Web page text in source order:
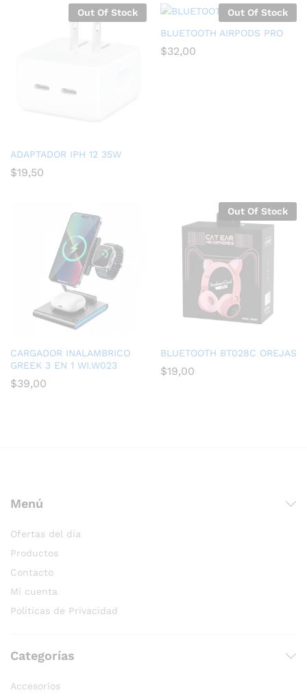
Out Of Stock
ADAPTADOR IPH 12 35W
$19,50
Out Of Stock
BLUETOOTH AIRPODS PRO
$32,00
CARGADOR INALAMBRICO
GREEK 3 EN 1 WI.W023
$39,00
Out Of Stock
BLUETOOTH BT028C OREJAS
$19,00
Menú
Ofertas del día
Productos
Contacto
Mi cuenta
Políticas de Privacidad
Categorías
Accesorios